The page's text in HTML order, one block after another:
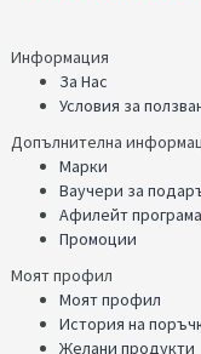
Информация
За Нас
Условия за
Допълнителна
Марки
Ваучери за
Афилейт програма
Промоции
Моят профил
Моят профил
История на
Желани продукти